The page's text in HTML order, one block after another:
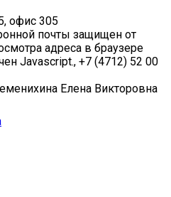
офис 305
почты защищен от
адреса в браузере
Javascript., +7 (4712) 52 00
Елена Викторовна